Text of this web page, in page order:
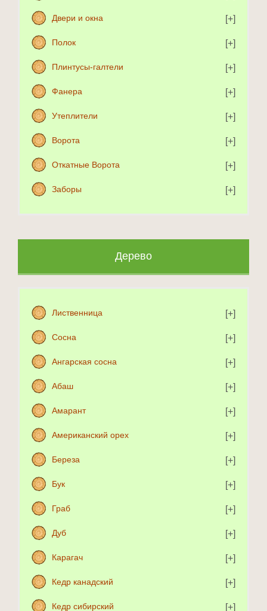
Двери и окна
Полок
Плинтусы-галтели
Фанера
Утеплители
Ворота
Откатные Ворота
Заборы
Дерево
Лиственница
Сосна
Ангарская сосна
Абаш
Амарант
Американский орех
Береза
Бук
Граб
Дуб
Карагач
Кедр канадский
Кедр сибирский